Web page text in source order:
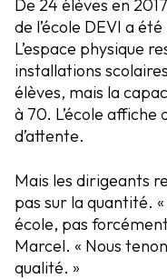
De 24 élèves en
de l’école DEVI a
L’espace physique
installations
élèves, mais la
à 70. L’école
d’attente.
Mais les dirigeants
pas sur la quantité.
école, pas
Marcel. « Nous
qualité. »